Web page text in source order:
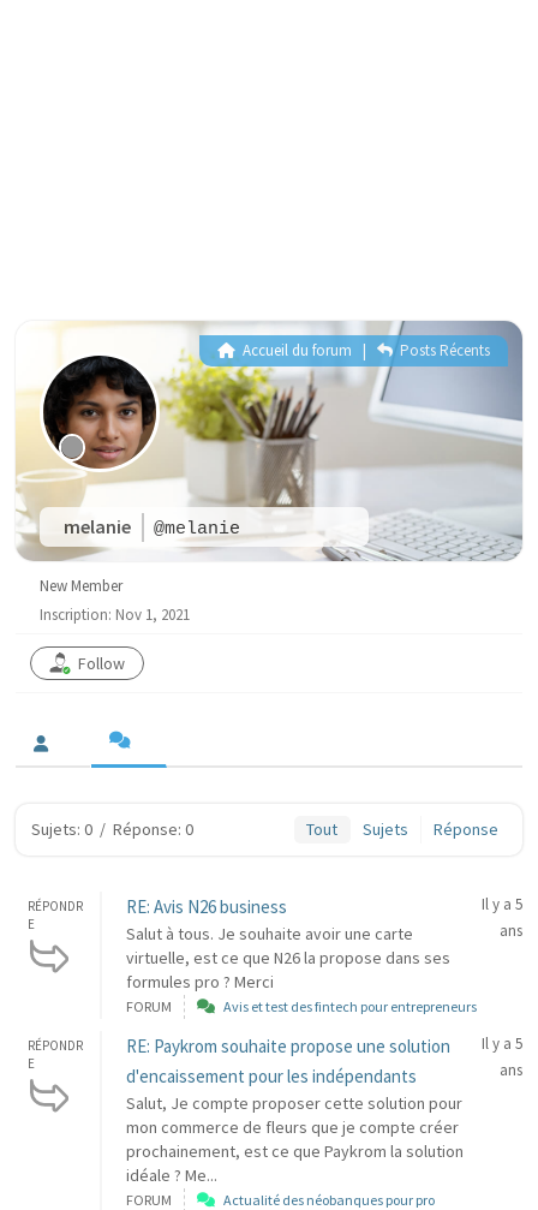
melanie @melanie
Accueil du forum | Posts Récents
New Member
Inscription: Nov 1, 2021
Follow
Sujets: 0 / Réponse: 0 Tout Sujets Réponse
RÉPONDR
E
RE: Avis N26 business
Salut à tous. Je souhaite avoir une carte
virtuelle, est ce que N26 la propose dans ses
formules pro ? Merci
Il y a 5
ans
FORUM Avis et test des fintech pour entrepreneurs
RÉPONDR
E
RE: Paykrom souhaite propose une solution
d'encaissement pour les indépendants
Salut, Je compte proposer cette solution pour
mon commerce de fleurs que je compte créer
prochainement, est ce que Paykrom la solution
idéale ? Me...
Il y a 5
ans
FORUM Actualité des néobanques pour pro